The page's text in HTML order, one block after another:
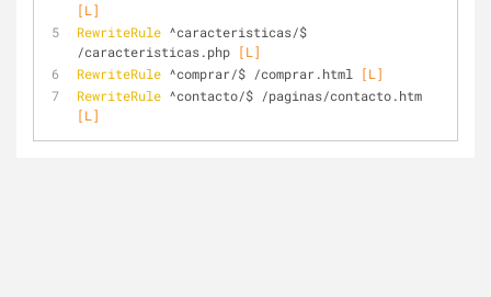
[L]
RewriteRule ^caracteristicas/$
/caracteristicas.php [L]
RewriteRule ^comprar/$ /comprar.html
[L]
RewriteRule ^contacto/$ /paginas/contacto.htm
[L]